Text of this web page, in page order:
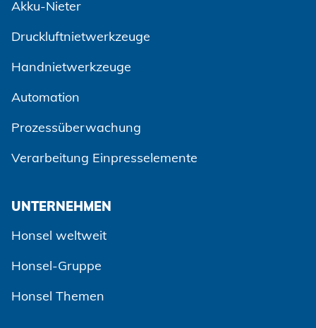
Akku-Nieter
Druckluftnietwerkzeuge
Handnietwerkzeuge
Automation
Prozessüberwachung
Verarbeitung Einpresselemente
UNTERNEHMEN
Honsel weltweit
Honsel-Gruppe
Honsel Themen